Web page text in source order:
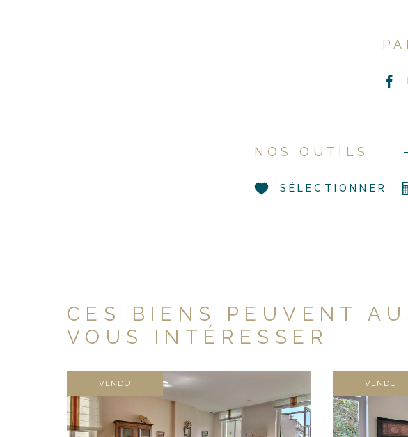
NOS OUTILS
SÉLECTIONNER
CES BIENS PEUVENT
VOUS INTÉRESSER
VENDU VENDU